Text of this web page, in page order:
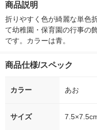
商品説明
折りやすく色が綺麗な単色
て幼稚園・保育園の行事の
です。カラーは青。
商品仕様/スペック
カラー あお
サイズ